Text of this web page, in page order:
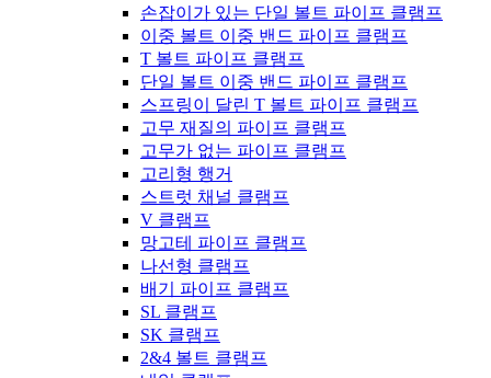
손잡이가 있는 단일 볼트 파이프 클램프
이중 볼트 이중 밴드 파이프 클램프
T 볼트 파이프 클램프
단일 볼트 이중 밴드 파이프 클램프
스프링이 달린 T 볼트 파이프 클램프
고무 재질의 파이프 클램프
고무가 없는 파이프 클램프
고리형 행거
스트럿 채널 클램프
V 클램프
망고테 파이프 클램프
나선형 클램프
배기 파이프 클램프
SL 클램프
SK 클램프
2&4 볼트 클램프